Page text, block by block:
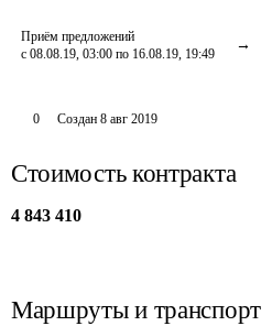
Приём предложений
с 08.08.19, 03:00 по 16.08.19, 19:49
0 Создан 8 авг 2019
Стоимость контракта
4 843 410
Маршруты и транспорт